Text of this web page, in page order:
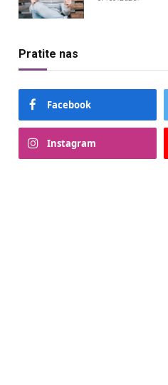
Pratite nas
Facebook
Instagram